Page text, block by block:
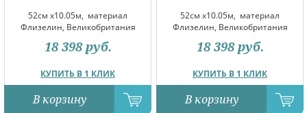
52см x10.05м, материал
Флизелин, Великобритания
КУПИТЬ В 1 КЛИК
18 398 руб.
В корзину
52см x10.05м, материал
Флизелин, Великобритания
КУПИТЬ В 1 КЛИК
18 398 руб.
В корзину